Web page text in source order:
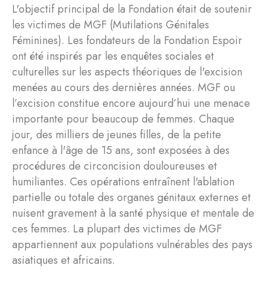
L'objectif principal de la Fondation était de soutenir
les victimes de MGF (Mutilations Génitales
Féminines). Les fondateurs de la Fondation Espoir
ont été inspirés par les enquêtes sociales et
culturelles sur les aspects théoriques de l'excision
menées au cours des dernières années. MGF ou
l’excision constitue encore aujourd’hui une menace
importante pour beaucoup de femmes. Chaque
jour, des milliers de jeunes filles, de la petite
enfance à l'âge de 15 ans, sont exposées à des
procédures de circoncision douloureuses et
humiliantes. Ces opérations entraînent l'ablation
partielle ou totale des organes génitaux externes et
nuisent gravement à la santé physique et mentale de
ces femmes. La plupart des victimes de MGF
appartiennent aux populations vulnérables des pays
asiatiques et africains.